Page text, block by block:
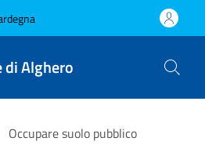
di Alghero
Occupare suolo pubblico